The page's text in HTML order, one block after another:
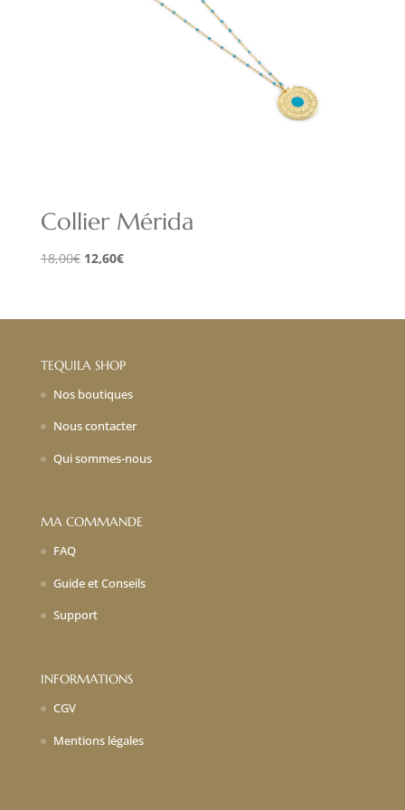
Collier Mérida
18,00€ Le
était :
12,60€Le
est :
TEQUILA SHOP
Nos boutiques
Nous contacter
Qui sommes-nous
MA COMMANDE
FAQ
Guide et Conseils
Support
INFORMATIONS
CGV
Mentions légales